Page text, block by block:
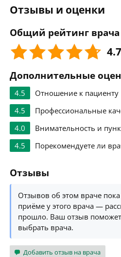
Отзывы и оценки
Общий рейтинг врача
4.7
Дополнительные
4.5
Отношение к пациенту
4.5
Профессиональные
4.0
Внимательность и
4.5
Порекомендуете ли
Отзывы
Отзывов об этом враче
приёме у этого врача —
прошло. Ваш отзыв
выбрать врача.
Добавить отзыв на врача